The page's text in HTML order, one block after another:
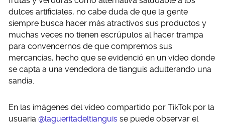
dulces artificiales, no cabe duda de que la gente
siempre busca hacer más atractivos sus productos y
muchas veces no tienen escrúpulos al hacer trampa
para convencernos de que compremos sus
mercancías, hecho que se evidenció en un video donde
se capta a una vendedora de tianguis adulterando una
sandía.
En las imágenes del video compartido por TikTok por la
usuaria @lagueritadeltianguis se puede observar el